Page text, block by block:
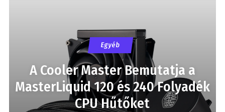
Egyéb
A Cooler Master Bemutatja a
MasterLiquid 120 és 240 Folyadék
CPU Hűtőket